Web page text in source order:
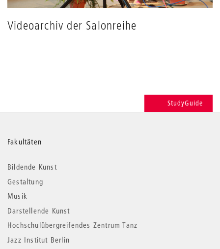
Videoarchiv der Salonreihe
StudyGuide
Weitere
Informationen
Fakultäten
Bildende Kunst
Gestaltung
Musik
Darstellende Kunst
Hochschulübergreifendes Zentrum Tanz
Jazz Institut Berlin